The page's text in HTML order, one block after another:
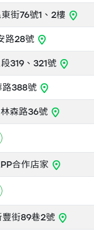
街76號1、2樓
路28號
319、321號
路388號
森路36號
合作店家
豐街89巷2號